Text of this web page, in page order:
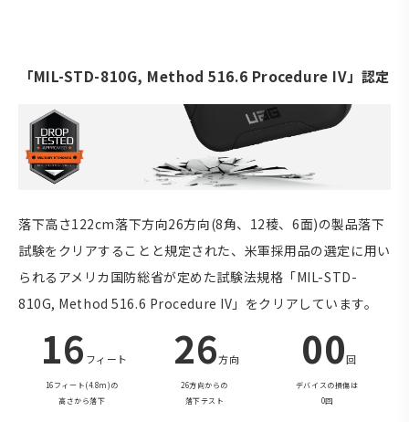
「MIL-STD-810G, Method 516.6 Procedure IV」認定
落下高さ122cm落下方向26方向(8角、12稜、6面)の製品落下
試験をクリアすることと規定された、米軍採用品の選定に用い
られるアメリカ国防総省が定めた試験法規格「MIL-STD-
810G, Method 516.6 Procedure IV」をクリアしています。
16 フィート
16フィート(4.8m)の
高さから落下
26方向
26方向からの
落下テスト
00回
デバイスの損傷は
0回